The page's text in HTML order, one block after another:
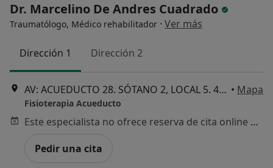
Dr. Marcelino De Andres Cuadrado
Traumatólogo, Médico rehabilitador · Ver más
Dirección 1 Dirección 2
AV: ACUEDUCTO 28. SÓTANO 2, LOCAL 5. 40002. SEGOVIA, Segovia • Mapa
Fisioterapia Acueducto
Este especialista no ofrece reserva de cita online en esta dirección.
Pedir una cita